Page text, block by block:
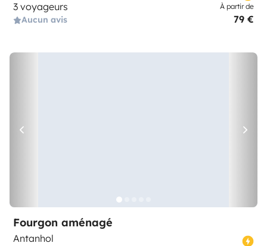
3 voyageurs
Aucun avis
À partir de
79 €
Fourgon aménagé
Antanhol